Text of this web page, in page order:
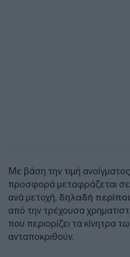
Με βάση την τιμή
προσφορά μεταφράζεται
ανά μετοχή, δηλαδή
από την τρέχουσα
που περιορίζει τα κίνητρα
ανταποκριθούν.